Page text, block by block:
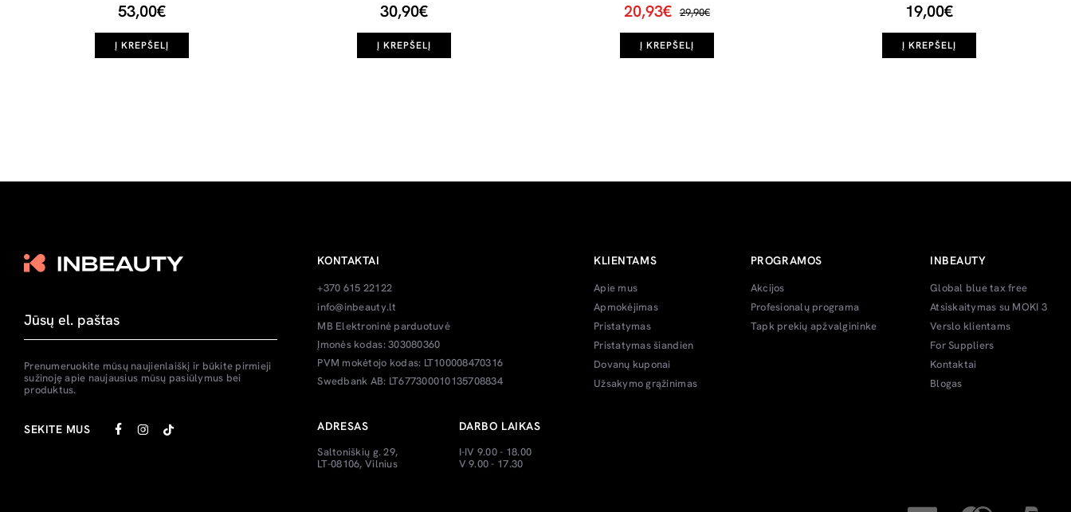
53,00€
Į KREPŠELĮ
30,90€
Į KREPŠELĮ
20,93€ 29,90€
Į KREPŠELĮ
19,00€
Į KREPŠELĮ
Prenumeruokite mūsų naujienlaiškį ir būkite pirmieji
sužinoję apie naujausius mūsų pasiūlymus bei
produktus.
SEKITE MUS
KONTAKTAI
+370 615 22122
info@inbeauty.lt
MB Elektroninė parduotuvė
Įmonės kodas: 303080360
PVM mokėtojo kodas: LT100008470316
Swedbank AB: LT677300010135708834
ADRESAS
Saltoniškių g. 29,
LT-08106, Vilnius
DARBO LAIKAS
I-IV 9.00 - 18.00
V 9.00 - 17.30
KLIENTAMS
Apie mus
Apmokėjimas
Pristatymas
Pristatymas šiandien
Dovanų kuponai
Užsakymo grąžinimas
PROGRAMOS
Akcijos
Profesionalų programa
Tapk prekių apžvalgininke
INBEAUTY
Global blue tax free
Atsiskaitymas su MOKI 3
Verslo klientams
For Suppliers
Kontaktai
Blogas